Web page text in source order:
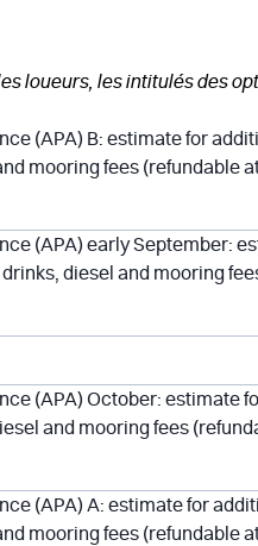
loueurs, les intitulés des
(APA) B: estimate for
mooring fees (refundable
(APA) early September:
diesel and mooring
(APA) October: estimate
and mooring fees
(APA) A: estimate for
mooring fees (refundable